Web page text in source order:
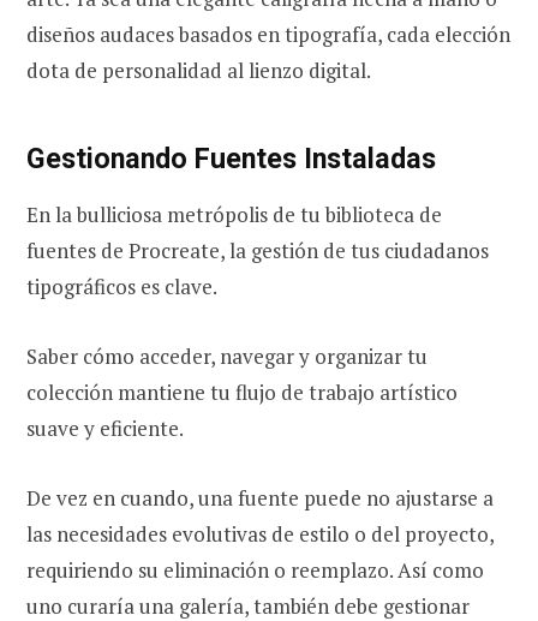
diseños audaces basados en tipografía, cada elección
dota de personalidad al lienzo digital.
Gestionando Fuentes Instaladas
En la bulliciosa metrópolis de tu biblioteca de
fuentes de Procreate, la gestión de tus ciudadanos
tipográficos es clave.
Saber cómo acceder, navegar y organizar tu
colección mantiene tu flujo de trabajo artístico
suave y eficiente.
De vez en cuando, una fuente puede no ajustarse a
las necesidades evolutivas de estilo o del proyecto,
requiriendo su eliminación o reemplazo. Así como
uno curaría una galería, también debe gestionar